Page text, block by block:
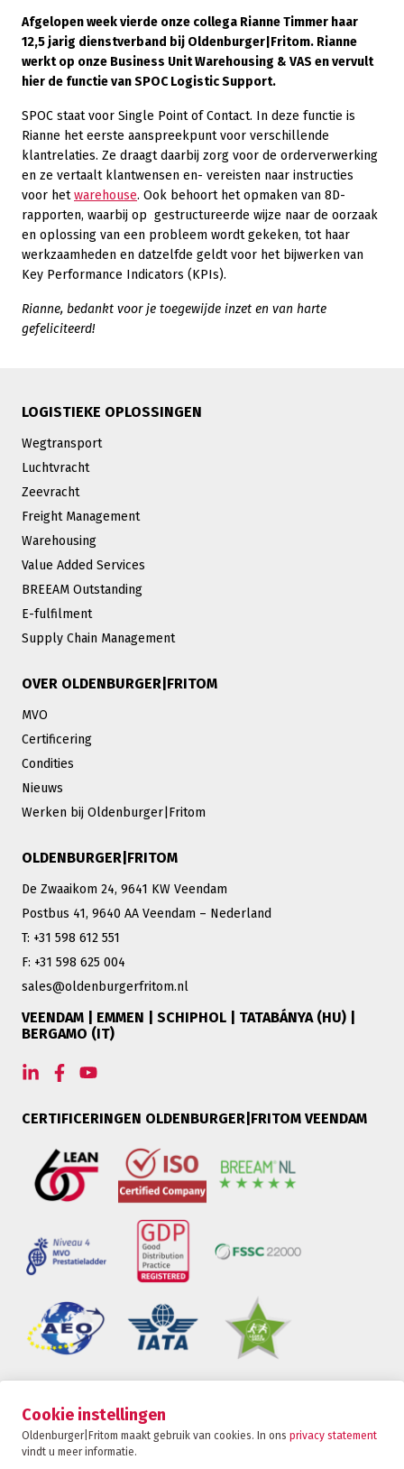
Cookie instellingen
Oldenburger|Fritom maakt gebruik van cookies. In onsprivacy statement
vindt u meer informatie.
Afgelopen week vierde onze collega Rianne Timmer haar
12,5 jarig dienstverband bij Oldenburger|Fritom. Rianne
werkt op onze Business Unit Warehousing & VAS en vervult
hier de functie van SPOC Logistic Support.
SPOC staat voor Single Point of Contact. In deze functie is
Rianne het eerste aanspreekpunt voor verschillende
klantrelaties. Ze draagt daarbij zorg voor de orderverwerking
en ze vertaalt klantwensen en- vereisten naar instructies
voor hetwarehouse. Ook behoort het opmaken van 8D-
rapporten, waarbij op gestructureerde wijze naar de oorzaak
en oplossing van een probleem wordt gekeken, tot haar
werkzaamheden en datzelfde geldt voor het bijwerken van
Key Performance Indicators (KPIs).
Rianne, bedankt voor je toegewijde inzet en van harte
gefeliciteerd!
LOGISTIEKE OPLOSSINGEN
Wegtransport
Luchtvracht
Zeevracht
Freight Management
Warehousing
Value Added Services
BREEAM Outstanding
E-fulfilment
Supply Chain Management
OVER OLDENBURGER|FRITOM
MVO
Certificering
Condities
Nieuws
Werken bij Oldenburger|Fritom
OLDENBURGER|FRITOM
De Zwaaikom 24, 9641 KW Veendam
Postbus 41, 9640 AA Veendam – Nederland
T: +31 598 612 551
F: +31 598 625 004
sales@oldenburgerfritom.nl
VEENDAM | EMMEN | SCHIPHOL | TATABÁNYA (HU) |
BERGAMO (IT)
CERTIFICERINGEN OLDENBURGER|FRITOM VEENDAM
Oldenburger|Fritom is onderdeel van de Fritom
Group